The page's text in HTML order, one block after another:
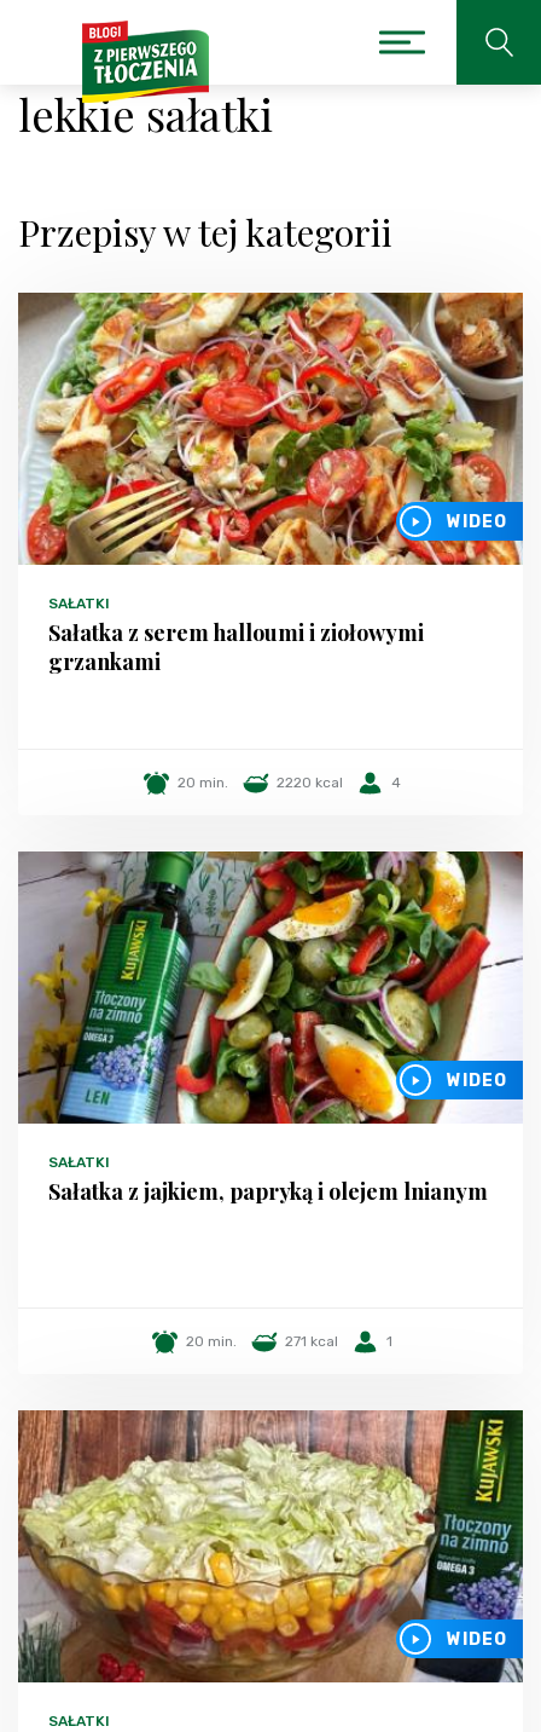
lekkie sałatki
Przepisy w tej kategorii
WIDEO
SAŁATKI
Sałatka z serem halloumi i ziołowymi
grzankami
20 min. 2220 kcal 4
WIDEO
SAŁATKI
Sałatka z jajkiem, papryką i olejem lnianym
20 min. 271 kcal 1
WIDEO
SAŁATKI